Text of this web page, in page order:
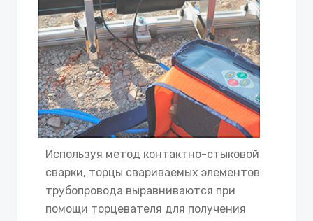
Используя метод контактно-стыковой
сварки, торцы свариваемых элементов
трубопровода выравниваются при
помощи торцевателя для получения